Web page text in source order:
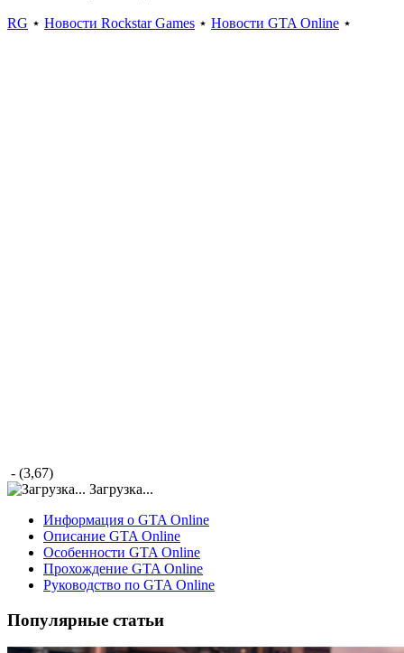
RG ⋆ Новости Rockstar Games ⋆ Новости GTA Online ⋆
- (3,67)
Загрузка...
Информация о GTA Online
Описание GTA Online
Особенности GTA Online
Прохождение GTA Online
Руководство по GTA Online
Популярные статьи